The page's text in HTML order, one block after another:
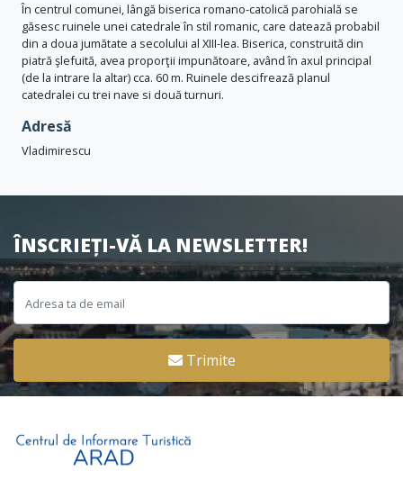
În centrul comunei, lângă biserica romano-catolică parohială se
găsesc ruinele unei catedrale în stil romanic, care datează probabil
din a doua jumătate a secolului al XIII-lea. Biserica, construită din
piatră şlefuită, avea proporţii impunătoare, având în axul principal
(de la intrare la altar) cca. 60 m. Ruinele descifrează planul
catedralei cu trei nave si două turnuri.
Adresă
Vladimirescu
ÎNSCRIEȚI-VĂ LA NEWSLETTER!
Trimite